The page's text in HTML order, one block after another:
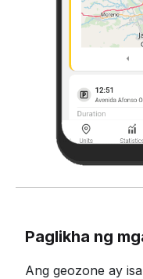
Paglikha ng
Ang geozone ay